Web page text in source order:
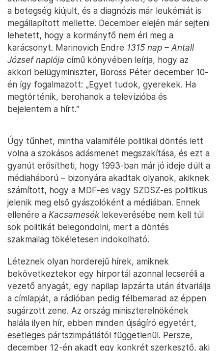
a betegség kiújult, és a diagnózis már leukémiát is
megállapított mellette. December elején már sejteni
lehetett, hogy a kormányfő nem éri meg a
karácsonyt. Marinovich Endre 1315 nap – Antall
József naplója című könyvében leírja, hogy az
akkori belügyminiszter, Boross Péter december 10-
én így fogalmazott: „Egyet tudok, gyerekek. Ha
megtörténik, berohanok a televízióba és
bejelentem a hírt.”
Úgy tűnhet, mintha valamiféle politikai döntés lett
volna a szokásos adásmenet megszakítása, és ezt a
gyanút erősítheti, hogy 1993-ban már jó ideje dúlt a
médiaháború – bizonyára akadtak olyanok, akiknek
számított, hogy a MDF-es vagy SZDSZ-es politikus
jelenik meg első gyászolóként a médiában. Ennek
ellenére a Kacsameséklekeverésébe nem kell túl
sok politikát belegondolni, mert a döntés
szakmailag tökéletesen indokolható.
Léteznek olyan horderejű hírek, amiknek
bekövetkeztekor egy hírportál azonnal lecseréli a
vezető anyagát, egy napilap lapzárta után átvariálja
a címlapját, a rádióban pedig félbemarad az éppen
sugárzott zene. Az ország miniszterelnökének
halála ilyen hír, ebben minden újságíró egyetért,
esetleges pártszimpátiától függetlenül. Persze,
december 12-én akadt egy konkrét szerkesztő, aki